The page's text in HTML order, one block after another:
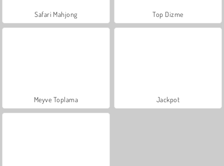
Safari Mahjong Top Dizme
Meyve Toplama Jackpot